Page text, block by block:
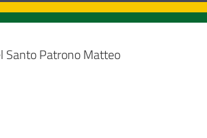
Santo Patrono Matteo